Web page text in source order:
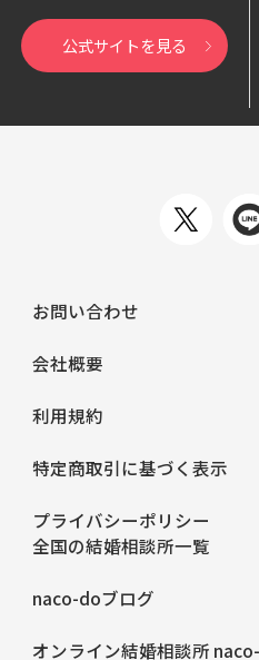
公式サイトを見る
お問い合わせ
会社概要
利用規約
特定商取引に基づく表示
プライバシーポリシー
全国の結婚相談所一覧
naco-doブログ
オンライン結婚相談所